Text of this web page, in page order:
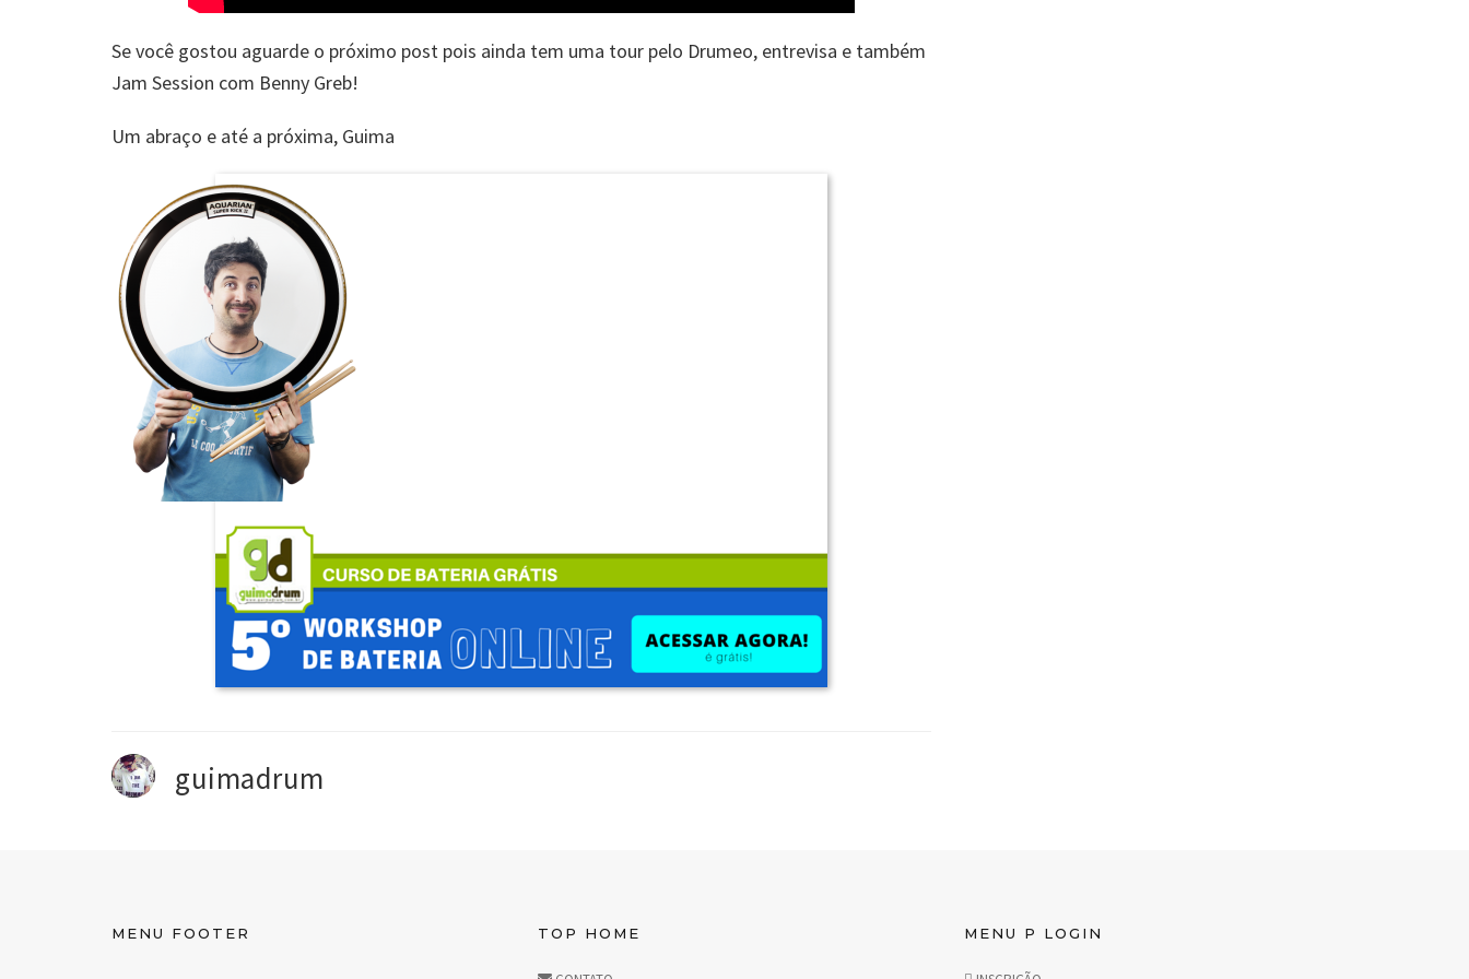
Se você gostou aguarde o próximo post pois ainda tem uma tour pelo Drumeo, entrevisa e também
Jam Session com Benny Greb!
Um abraço e até a próxima, Guima
guimadrum
MENU FOOTER TOP HOME MENU P LOGIN